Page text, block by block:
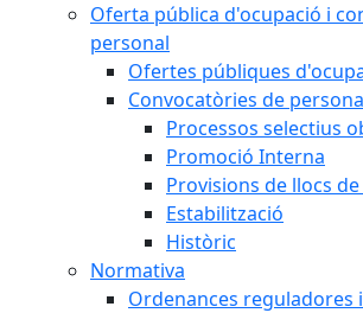
Oferta pública d'ocupació i
personal
Ofertes públiques
Convocatòries de
Processos selectius
Promoció Interna
Provisions de llocs
Estabilització
Històric
Normativa
Ordenances reguladores